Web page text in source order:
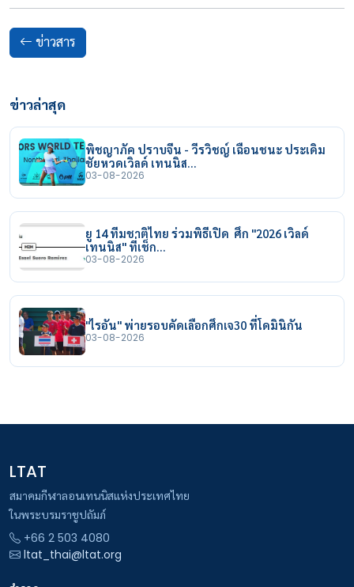
ข่าวสาร
ข่าวล่าสุด
พิชญาภัค ปราบจีน - วีรวิชญ์ เฉือนชนะ ประเดิม
ชัยหวดเวิลด์ เทนนิส…
03-08-2026
ยู 14 ทีมชาติไทย ร่วมพิธีเปิด ศึก "2026 เวิลด์
เทนนิส" ที่เช็ก…
03-08-2026
"ไรอัน" พ่ายรอบคัดเลือกศึกเจ30 ที่โดมินิกัน
03-08-2026
LTAT
สมาคมกีฬาลอนเทนนิสแห่งประเทศไทย
ในพระบรมราชูปถัมภ์
+66 2 503 4080
ltat_thai@ltat.org